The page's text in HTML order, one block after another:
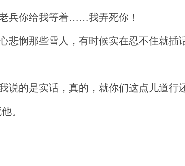
兵你给我等着……我弄死你！
悯那些雪人，有时候实在忍不住就插
的是实话，真的，就你们这点儿道行
。